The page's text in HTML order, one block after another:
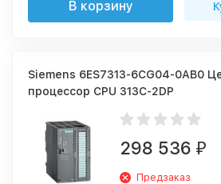
В корзину
Siemens 6ES7313-6CG04-0AB0
процессор CPU 313C-2DP
298 536 ₽
Предзаказ